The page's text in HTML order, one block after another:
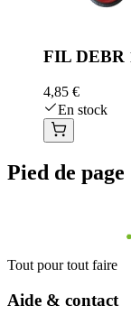
FIL DEBR
4,85 €
En stock
Pied de page
Tout pour tout faire
Aide & contact